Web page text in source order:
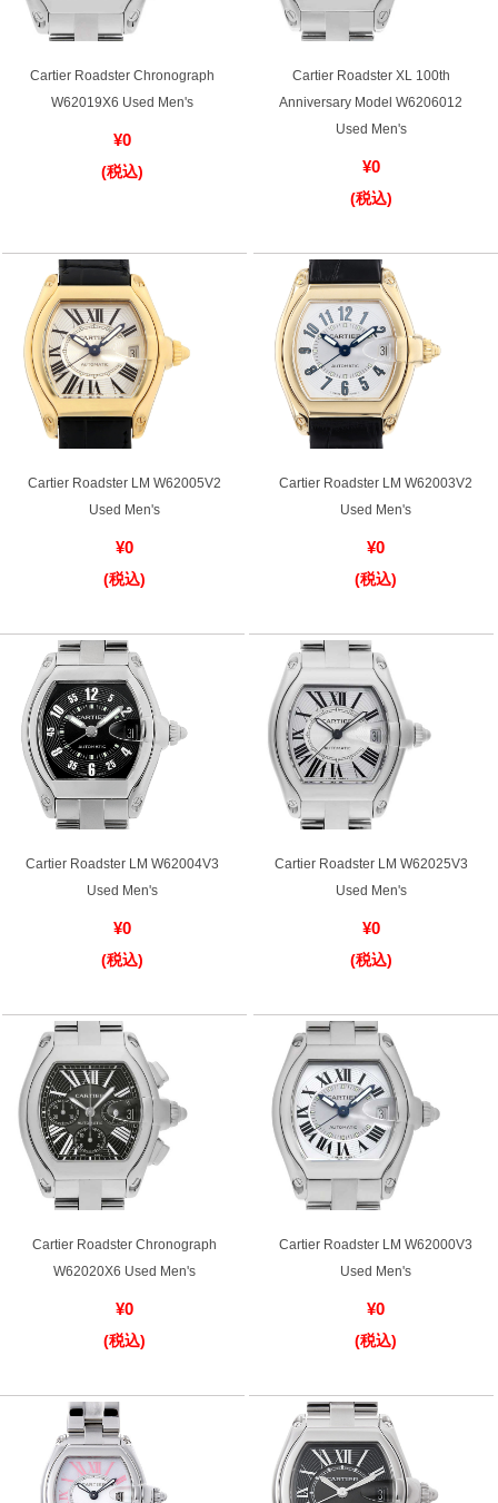
複数条件で商品を絞り込む
GINZA RASINのプレミアムクオリティについて
送料・お支払方法
ショッピングローンの流れ
よくある質問
お問い合わせ
ラッピングサービス
腕時計サイズ調整サービス
店舗受け取りサービス
店舗取り寄せサービス
買取専門サロン
買取ご成約者様限定5万円クーポン
75%以上保証！中古商品高価買戻し
修理・メンテンナンスについて
外装仕上げについて
電池交換について
Cartier Roadster Chronograph
W62019X6 Used Men's
¥0
(税込)
Cartier Roadster XL 100th
Anniversary Model W6206012
Used Men's
¥0
(税込)
Cartier Roadster LM W62005V2
Used Men's
¥0
(税込)
Cartier Roadster LM W62003V2
Used Men's
¥0
(税込)
Cartier Roadster LM W62004V3
Used Men's
¥0
(税込)
Cartier Roadster LM W62025V3
Used Men's
¥0
(税込)
Cartier Roadster Chronograph
W62020X6 Used Men's
¥0
(税込)
Cartier Roadster LM W62000V3
Used Men's
¥0
(税込)